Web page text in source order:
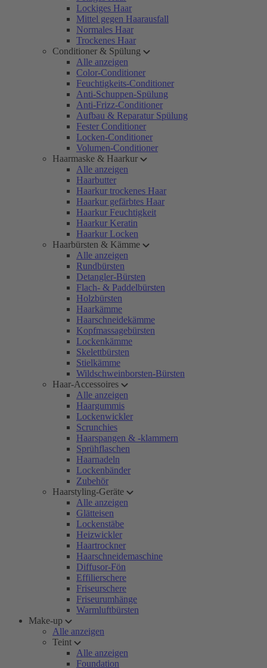
Lockiges Haar
Mittel gegen Haarausfall
Normales Haar
Trockenes Haar
Conditioner & Spülung
Alle anzeigen
Color-Conditioner
Feuchtigkeits-Conditioner
Anti-Schuppen-Spülung
Anti-Frizz-Conditioner
Aufbau & Reparatur Spülung
Fester Conditioner
Locken-Conditioner
Volumen-Conditioner
Haarmaske & Haarkur
Alle anzeigen
Haarbutter
Haarkur trockenes Haar
Haarkur gefärbtes Haar
Haarkur Feuchtigkeit
Haarkur Keratin
Haarkur Locken
Haarbürsten & Kämme
Alle anzeigen
Rundbürsten
Detangler-Bürsten
Flach- & Paddelbürsten
Holzbürsten
Haarkämme
Haarschneidekämme
Kopfmassagebürsten
Lockenkämme
Skelettbürsten
Stielkämme
Wildschweinborsten-Bürsten
Haar-Accessoires
Alle anzeigen
Haargummis
Lockenwickler
Scrunchies
Haarspangen & -klammern
Sprühflaschen
Haarnadeln
Lockenbänder
Zubehör
Haarstyling-Geräte
Alle anzeigen
Glätteisen
Lockenstäbe
Heizwickler
Haartrockner
Haarschneidemaschine
Diffusor-Fön
Effilierschere
Friseurschere
Friseurumhänge
Warmluftbürsten
Make-up
Alle anzeigen
Teint
Alle anzeigen
Foundation